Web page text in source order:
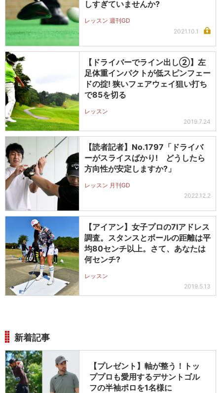
しすぎていませんか?
レッスン 週刊GD
2021.10.1
【ドライバーでライン出し②】左
足体重インパクトが低スピンフェー
ドの掟! 狭いフェアウェイ狙い打ち
で85を切る
レッスン
2019.7.24
【読者記者】No.1797「ドライバ
ーがスライスばかり! どうしたら
方向性が安定しますか?」
レッスン 月刊GD
2022.12.2
【アイアン】女子プロの7Iアドレス
調査。スタンスとボールの距離は平
均80センチ以上。さて、あなたは
何センチ?
レッスン
2019.5.13
新着記事
【プレゼント】軸が整う！トッ
ププロも愛用するデサントゴル
フの半袖ポロを1名様に